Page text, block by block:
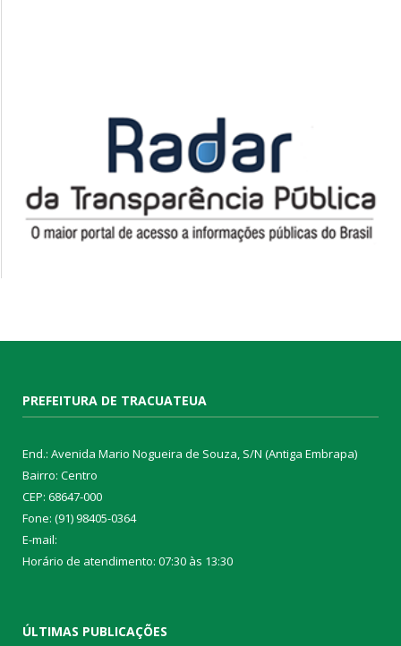
PREFEITURA DE TRACUATEUA
End.: Avenida Mario Nogueira de Souza, S/N (Antiga Embrapa)
Bairro: Centro
CEP: 68647-000
Fone: (91) 98405-0364
E-mail:
Horário de atendimento: 07:30 às 13:30
ÚLTIMAS PUBLICAÇÕES